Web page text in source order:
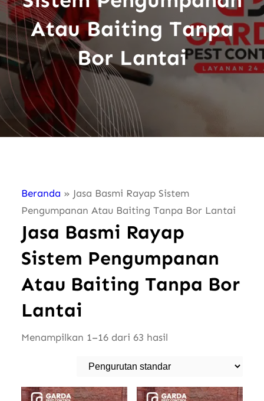
Atau Baiting Tanpa
Bor Lantai
Beranda » Jasa Basmi Rayap Sistem
Pengumpanan Atau Baiting Tanpa Bor Lantai
Jasa Basmi Rayap
Sistem Pengumpanan
Atau Baiting Tanpa Bor
Lantai
Menampilkan 1–16 dari 63 hasil